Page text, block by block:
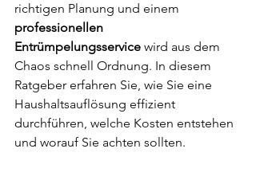
richtigen Planung und einem
professionellen
Entrümpelungsservice wird aus dem
Chaos schnell Ordnung. In diesem
Ratgeber erfahren Sie, wie Sie eine
Haushaltsauflösung effizient
durchführen, welche Kosten entstehen
und worauf Sie achten sollten.